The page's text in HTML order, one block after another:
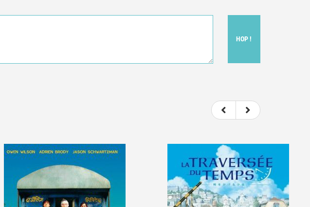
HOP !
plutôt qu'à décrire le film.
de l'intrigue !